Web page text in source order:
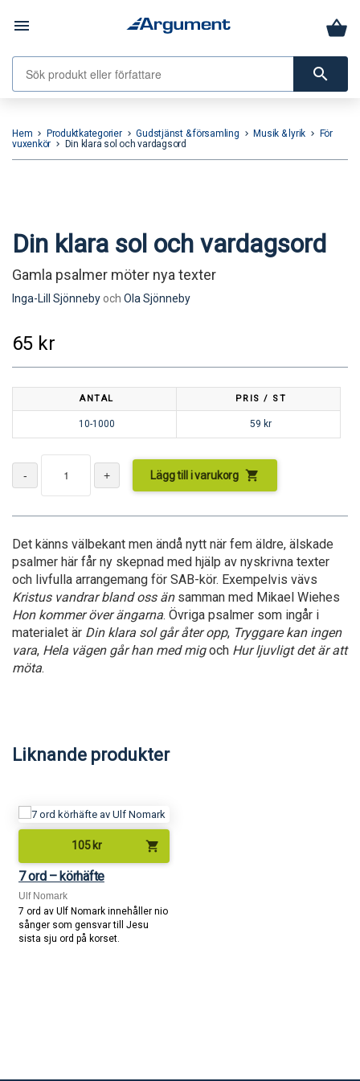
menu
search
Hem keyboard_arrow_right Produktkategorier keyboard_arrow_right Gudstjänst & församling keyboard_arrow_right Musik & lyrik keyboard_arrow_right
För
vuxenkör keyboard_arrow_right Din klara sol och vardagsord
Din klara sol och vardagsord
Gamla psalmer möter nya texter
Inga-Lill Sjönneby och Ola Sjönneby
65 kr
ANTAL PRIS / ST
10-1000 59 kr
Lägg till i varukorg shopping_cart
Det känns välbekant men ändå nytt när fem äldre, älskade
psalmer här får ny skepnad med hjälp av nyskrivna texter
och livfulla arrangemang för SAB-kör. Exempelvis vävs
Kristus vandrar bland oss änsamman med Mikael Wiehes
Hon kommer över ängarna. Övriga psalmer som ingår i
materialet är Din klara sol går åter opp, Tryggare kan ingen
vara, Hela vägen går han med migoch Hur ljuvligt det är att
möta.
Liknande produkter
105 kr shopping_cart
7 ord – körhäfte
Ulf Nomark
7 ord av Ulf Nomark innehåller nio
sånger som gensvar till Jesu
sista sju ord på korset.